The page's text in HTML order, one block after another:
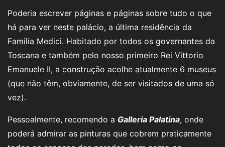
Poderia escrever páginas e páginas sobre tudo o que
há para ver neste palácio, a última residência da
Família Medici. Habitado por todos os governantes da
Toscana e também pelo nosso primeiro Rei Vittorio
Emanuele II, a construção acolhe atualmente 6 museus
(que não têm, obviamente, de ser visitados de uma só
vez).
Pessoalmente, recomendo a Galleria Palatina, onde
poderá admirar as pinturas que cobrem praticamente